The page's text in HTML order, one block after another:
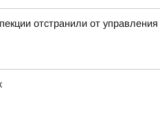
отстранили от